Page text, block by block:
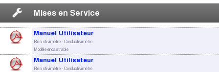
Mises en Service
Manuel Utilisateur
Résistivimètre - Conductivimètre
Modèle encastrable
Manuel Utilisateur
Résistivimètre - Conductivimètre